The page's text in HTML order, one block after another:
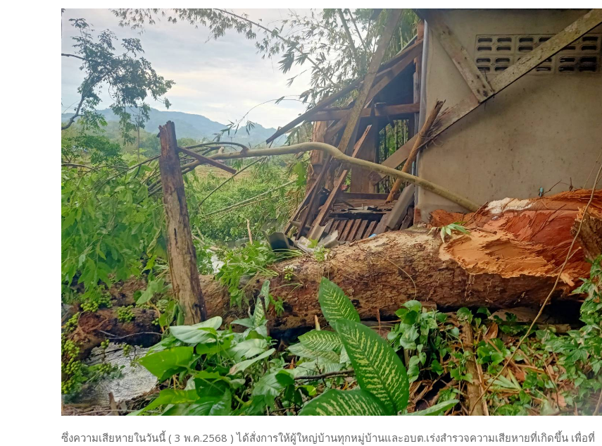
ซึ่งความเสียหายในวันนี้ ( 3 พ.ค.2568 ) ได้สั่งการให้ผู้ใหญ่บ้านทุกหมู่บ้านและอบต.เร่งสำรวจความเสียหายที่เกิดขึ้น เพื่อที่